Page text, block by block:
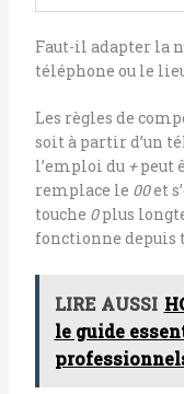
Faut-il adapter la
téléphone ou le
Les règles de
soit à partir d’un
l’emploi du +peut
remplace le 00et
touche 0plus
fonctionne depuis
LIRE AUSSI
le guide